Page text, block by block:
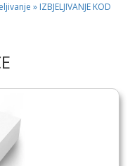
» IZBJELJIVANJE KOD